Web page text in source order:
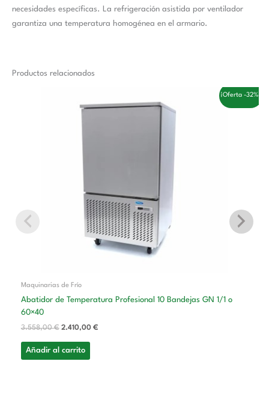
necesidades específicas. La refrigeración asistida por ventilador
garantiza una temperatura homogénea en el armario.
Productos relacionados
¡Oferta -32%!
Maquinarias de Frío
Abatidor de Temperatura Profesional 10 Bandejas GN 1/1 o
60×40
3.558,00€
original
2.410,00 €
Añadir al carrito